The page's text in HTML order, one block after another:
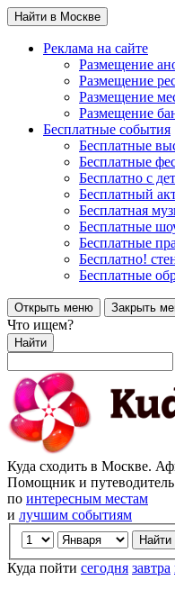
Найти в Москве
Реклама на сайте
Размещение
Размещение
Размещение
Размещение
Бесплатные события
Бесплатные
Бесплатные
Бесплатно с
Бесплатный
Бесплатная
Бесплатные
Бесплатные
Бесплатно!
Бесплатные
Открыть меню Закрыть
Что ищем?
Найти
Куда сходить в Москве.
Помощник и путеводитель
по интересным местам
и лучшим событиям
Куда пойти сегодня завтра